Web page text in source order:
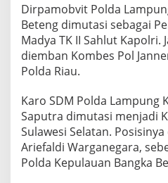
Dirpamobvit Polda
Beteng dimutasi sebagai
Madya TK II Sahlut Kapolri.
diemban Kombes Pol
Polda Riau.
Karo SDM Polda Lampung
Saputra dimutasi menjadi
Sulawesi Selatan.
Ariefaldi Warganegara,
Polda Kepulauan Bangka